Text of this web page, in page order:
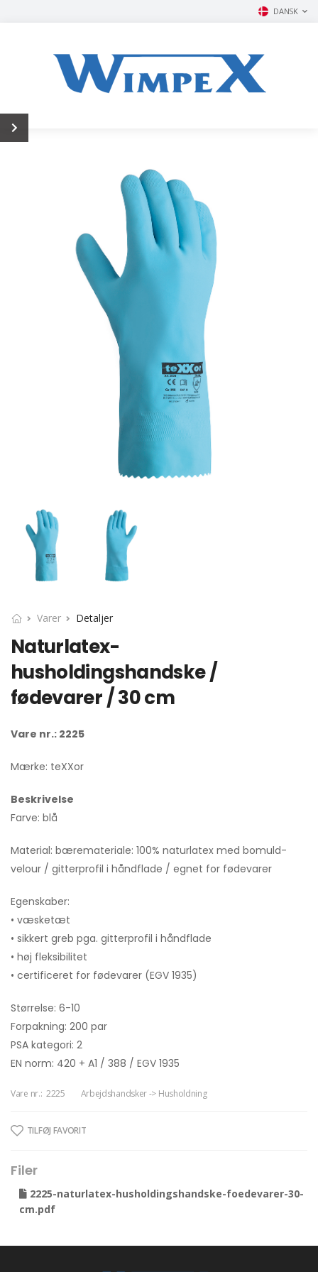
DANSK
Varer Detaljer
Naturlatex-
husholdingshandske /
fødevarer / 30 cm
Vare nr.: 2225
Mærke: teXXor
Beskrivelse
Farve: blå
Material: bæremateriale: 100% naturlatex med bomuld-
velour / gitterprofil i håndflade / egnet for fødevarer
Egenskaber:
• væsketæt
• sikkert greb pga. gitterprofil i håndflade
• høj fleksibilitet
• certificeret for fødevarer (EGV 1935)
Størrelse: 6-10
Forpakning: 200 par
PSA kategori: 2
EN norm: 420 + A1 / 388 / EGV 1935
Vare nr.: 2225 Arbejdshandsker -> Husholdning
TILFØJ FAVORIT
Filer
2225-naturlatex-husholdingshandske-foedevarer-30-
cm.pdf